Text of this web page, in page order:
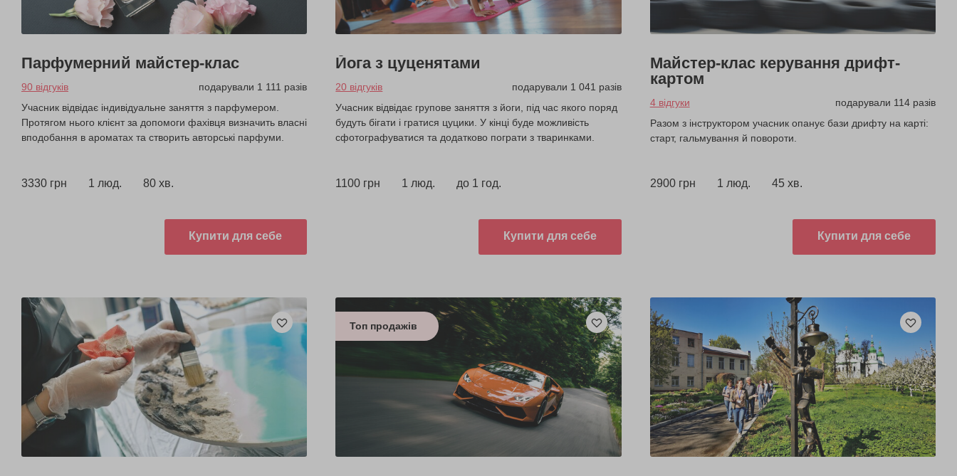
Парфумерний майстер-клас
90 відгуків
подарували 1 111 разів
Учасник відвідає індивідуальне заняття з парфумером.
Протягом нього клієнт за допомоги фахівця визначить власні
вподобання в ароматах та створить авторські парфуми.
3330 грн 1 люд. 80 хв.
Купити для себе
Йога з цуценятами
20 відгуків
подарували 1 041 разів
Учасник відвідає групове заняття з йоги, під час якого поряд
будуть бігати і гратися цуцики. У кінці буде можливість
сфотографуватися та додатково пограти з тваринками.
1100 грн 1 люд. до 1 год.
Купити для себе
Майстер-клас керування дрифт-
картом
4 відгуки
подарували 114 разів
Разом з інструктором учасник опанує бази дрифту на карті:
старт, гальмування й повороти.
2900 грн 1 люд. 45 хв.
Купити для себе
Топ продажів